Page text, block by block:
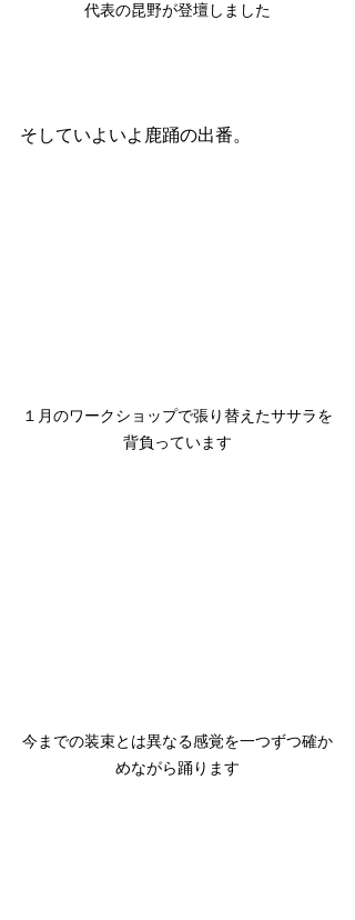
代表の昆野が登壇しました
そしていよいよ鹿踊の出番。
１月のワークショップで張り替えたササラを
背負っています
今までの装束とは異なる感覚を一つずつ確か
めながら踊ります